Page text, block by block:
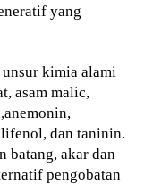
yang
kimia alami
asam malic,
dan taninin.
batang, akar dan
pengobatan